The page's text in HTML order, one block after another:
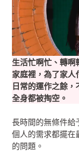
生活忙啊忙、轉啊
家庭裡，為了家人
日常的運作之餘
全身都被掏空。
長時間的無條件給
個人的需求都擺在
的問題。